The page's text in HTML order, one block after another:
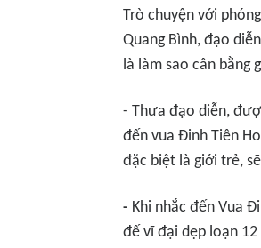
Trò chuyện với
Quang Bình, đạo
là làm sao cân bằng
- Thưa đạo diễn,
đến vua Đinh Tiên
đặc biệt là giới trẻ,
- Khi nhắc đến Vua
đế vĩ đại dẹp loạn